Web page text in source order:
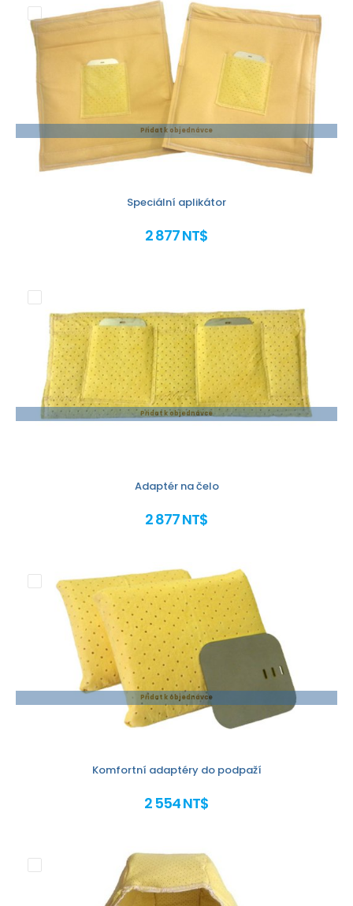
Přidat k objednávce
Speciální aplikátor
2 877 NT$
Přidat k objednávce
Adaptér na čelo
2 877 NT$
Přidat k objednávce
Komfortní adaptéry do podpaží
2 554 NT$